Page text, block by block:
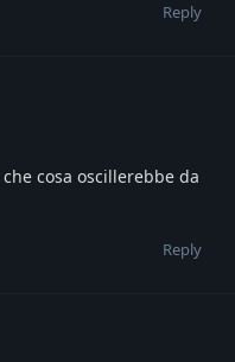
Reply
cosa oscillerebbe da
Reply